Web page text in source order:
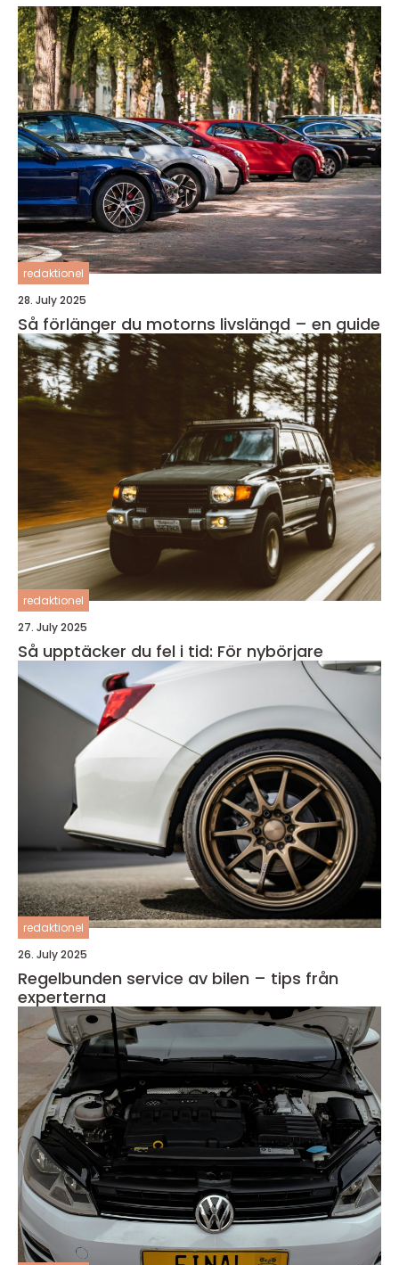
redaktionel
28. July 2025
Så förlänger du motorns livslängd – en guide
redaktionel
27. July 2025
Så upptäcker du fel i tid: För nybörjare
redaktionel
26. July 2025
Regelbunden service av bilen – tips från
experterna